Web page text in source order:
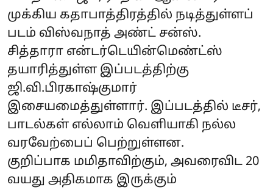
முக்கிய கதாபாத்திரத்தில் நடித்துள்ளப்
படம் விஸ்வநாத் அண்ட் சன்ஸ்.
சித்தாரா என்டர்டெயின்மெண்ட்ஸ்
தயாரித்துள்ள இப்படத்திற்கு
ஜி.வி.பிரகாஷ்குமார்
இசையமைத்துள்ளார். இப்படத்தில் டீசர்,
பாடல்கள் எல்லாம் வெளியாகி நல்ல
வரவேற்பைப் பெற்றுள்ளன.
குறிப்பாக மமிதாவிற்கும், அவரைவிட 20
வயது அதிகமாக இருக்கும்